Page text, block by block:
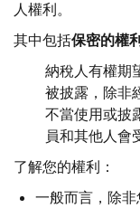
人權利。
其中包括保密的權
納稅人有權期
被披露，除非
不當使用或披
員和其他人會
了解您的權利：
一般而言，除非